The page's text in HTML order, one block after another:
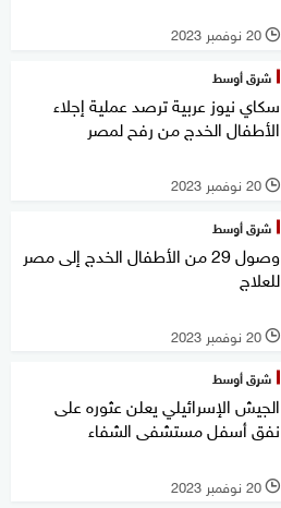
l 20 نوفمبر 2023
شرق أوسط
سكاي نيوز عربية ترصد عملية إجلاء
الأطفال الخدج من رفح لمصر
l 20 نوفمبر 2023
شرق أوسط
وصول 29 من الأطفال الخدج إلى مصر
للعلاج
l 20 نوفمبر 2023
شرق أوسط
الجيش الإسرائيلي يعلن عثوره على
نفق أسفل مستشفى الشفاء
l 20 نوفمبر 2023